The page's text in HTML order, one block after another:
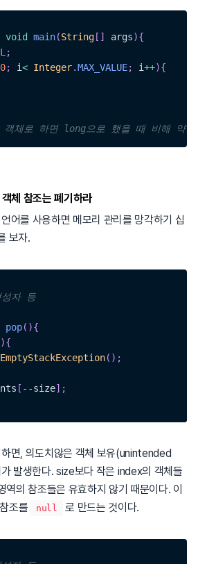
void main(String [ ] args){
;
0; i< Integer.MAX_VALUE; i++){
체로 하면 long으로 했을 때 비해 약 4
체 참조는 폐기하라
어를 사용하면 메모리 관리를 망각하기 십
보자.
자 등
pop( ){
){
EmptyStackException( ) ;
[ --size] ;
면, 의도치않은 객체 보유(unintended
발생한다. size보다 작은 index의 객체들
역의 참조들은 유효하지 않기 때문이다. 이
조를
null 로 만드는 것이다.